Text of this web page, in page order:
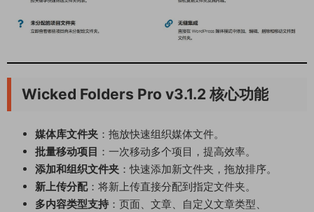
Wicked Folders Pro v3.1.2 核心功能
媒体库文件夹 ：拖放快速组织媒体文件。
批量移动项目 ：一次移动多个项目，提高效率。
添加和组织文件夹 ：快速添加新文件夹，拖放排序。
新上传分配：将新上传直接分配到指定文件夹。
多内容类型支持 ：页面、文章、自定义文章类型、